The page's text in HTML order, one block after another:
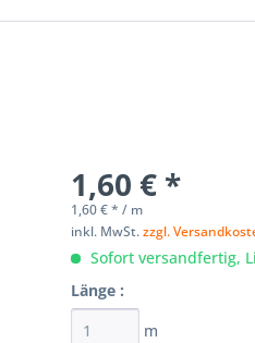
1,60 € *
1,60 € * / m
inkl. MwSt.zzgl.
Sofort versandfertig,
Länge :
m